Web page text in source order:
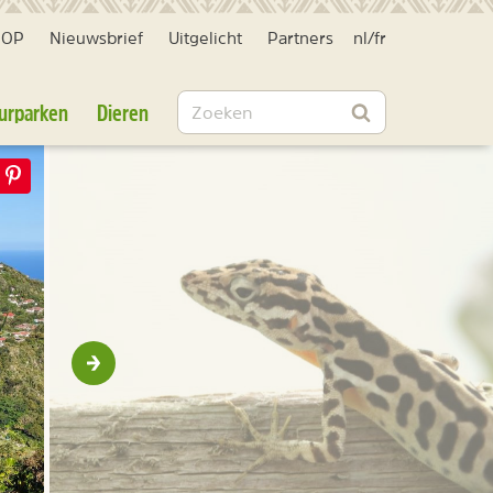
Nieuwsbrief Uitgelicht Partners nl /fr
Dieren Zoeken
Zoeken
Volgende